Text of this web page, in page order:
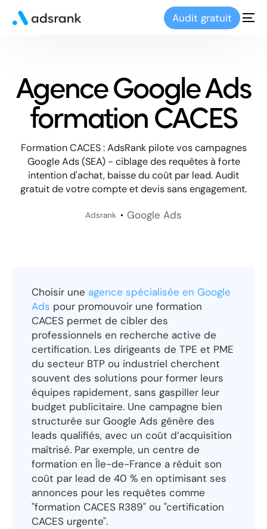
Audit gratuit
Agence Google Ads
formation CACES
Formation CACES : AdsRank pilote vos campagnes
Google Ads (SEA) - ciblage des requêtes à forte
intention d'achat, baisse du coût par lead. Audit
gratuit de votre compte et devis sans engagement.
Adsrank Google Ads
Choisir une agence spécialisée en Google
Ads pour promouvoir une formation
CACES permet de cibler des
professionnels en recherche active de
certification. Les dirigeants de TPE et PME
du secteur BTP ou industriel cherchent
souvent des solutions pour former leurs
équipes rapidement, sans gaspiller leur
budget publicitaire. Une campagne bien
structurée sur Google Ads génère des
leads qualifiés, avec un coût d’acquisition
maîtrisé. Par exemple, un centre de
formation en Île-de-France a réduit son
coût par lead de 40 % en optimisant ses
annonces pour les requêtes comme
"formation CACES R389" ou "certification
CACES urgente".